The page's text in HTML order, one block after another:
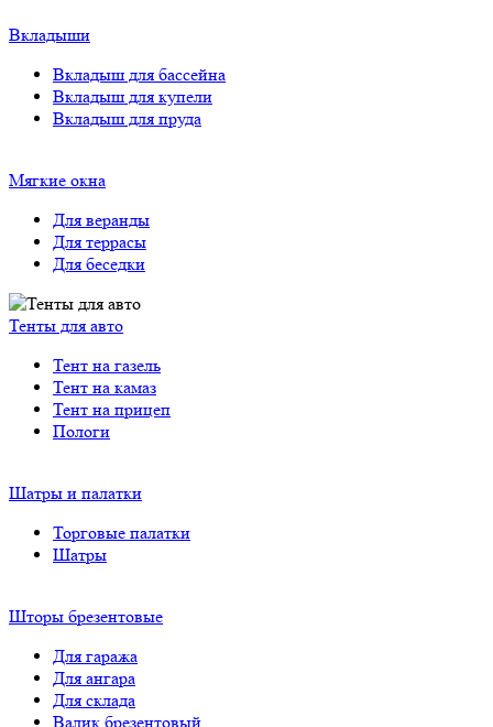
Тенты для авто
Тент на газель
Тент на камаз
Тент на прицеп
Пологи